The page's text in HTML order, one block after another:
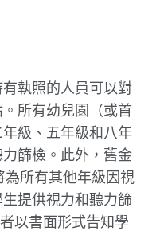
執照的人員可以對
所有幼兒園（或首
級、五年級和八年
篩檢。此外，舊金
為所有其他年級因視
提供視力和聽力篩
以書面形式告知學